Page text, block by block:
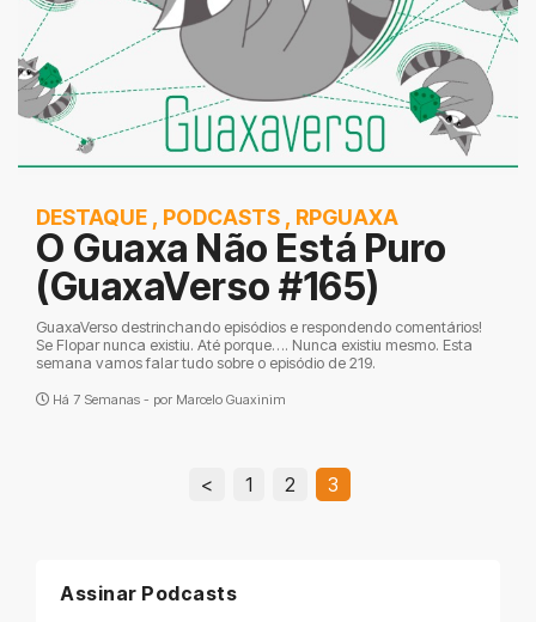
DESTAQUE , PODCASTS , RPGUAXA
O Guaxa Não Está Puro
(GuaxaVerso #165)
GuaxaVerso destrinchando episódios e respondendo comentários!
Se Flopar nunca existiu. Até porque…. Nunca existiu mesmo. Esta
semana vamos falar tudo sobre o episódio de 219.
Há 7 Semanas - por Marcelo Guaxinim
< 1 2 3
Assinar Podcasts